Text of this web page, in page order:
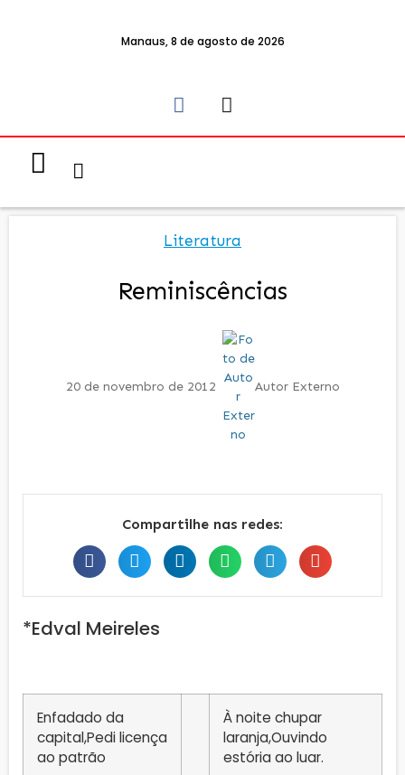
Manaus, 8 de agosto de 2026
Literatura
Reminiscências
20 de novembro de 2012 Autor Externo
Compartilhe nas redes:
*Edval Meireles
Enfadado da
capital,Pedi licença
ao patrão
À noite chupar
laranja,Ouvindo
estória ao luar.